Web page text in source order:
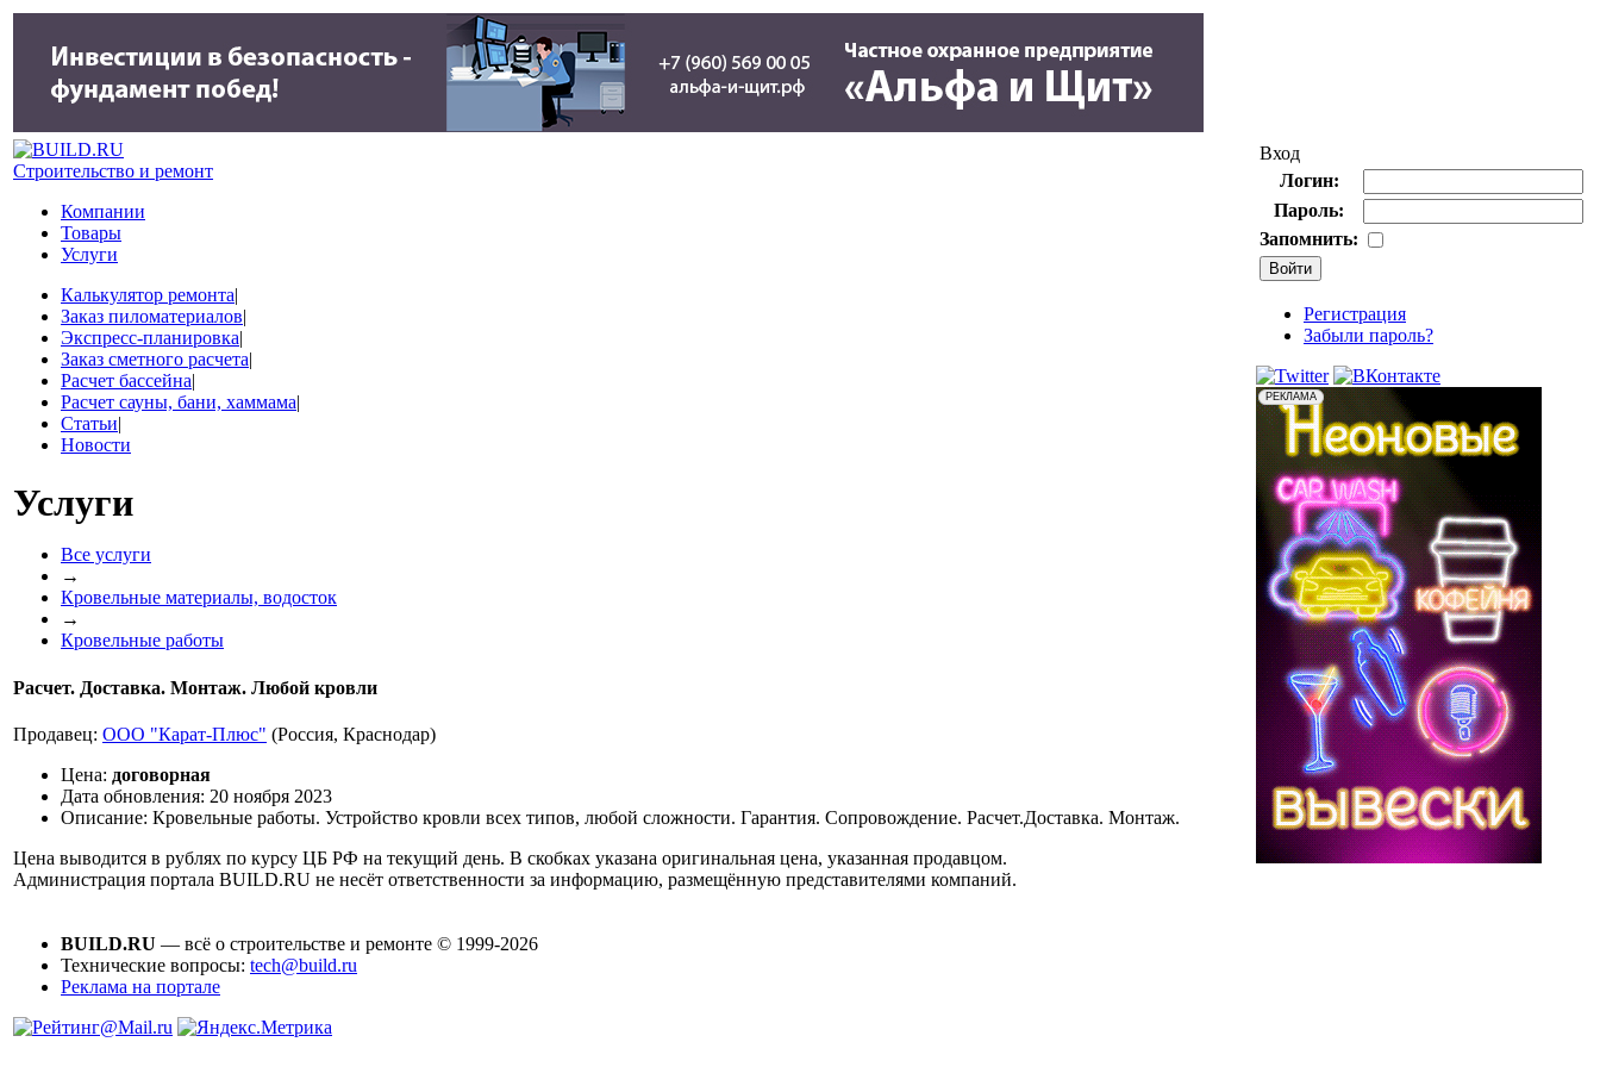
Строительство и ремонт
Компании
Товары
Услуги
Калькулятор ремонта|
Заказ пиломатериалов|
Экспресс-планировка|
Заказ сметного расчета|
Расчет бассейна|
Расчет сауны, бани, хаммама|
Статьи|
Новости
Услуги
Все услуги
→
Кровельные материалы, водосток
→
Кровельные работы
Расчет. Доставка. Монтаж. Любой кровли
Продавец: ООО "Карат-Плюс" (Россия, Краснодар)
Цена: договорная
Дата обновления: 20 ноября 2023
Описание: Кровельные работы. Устройство кровли всех типов, любой сложности. Гарантия. Сопровождение. Расчет.Доставка. Монтаж.
Цена выводится в рублях по курсу ЦБ РФ на текущий день. В скобках указана оригинальная цена, указанная продавцом.
Администрация портала BUILD.RU не несёт ответственности за информацию, размещённую представителями компаний.
Вход
Логин:
Пароль:
Запомнить:
Регистрация
Забыли пароль?
BUILD.RU — всё о строительстве и ремонте © 1999-2026
Технические вопросы: tech@build.ru
Реклама на портале